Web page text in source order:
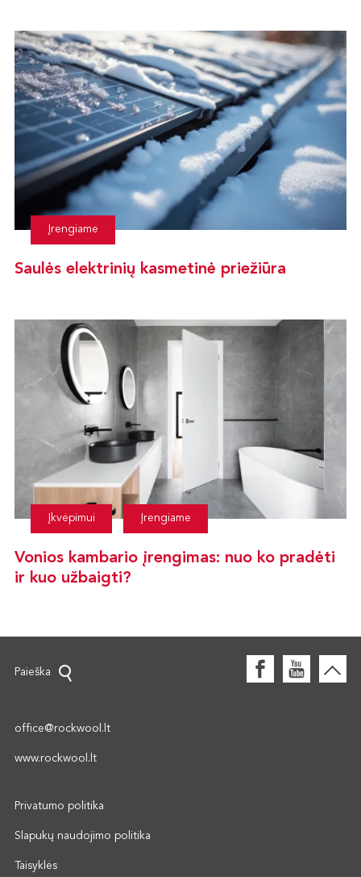
Įrengiame
Saulės elektrinių kasmetinė priežiūra
Įkvėpimui Įrengiame
Vonios kambario įrengimas: nuo ko pradėti
ir kuo užbaigti?
Paieška
office@rockwool.lt
www.rockwool.lt
Privatumo politika
Slapukų naudojimo politika
Taisyklės